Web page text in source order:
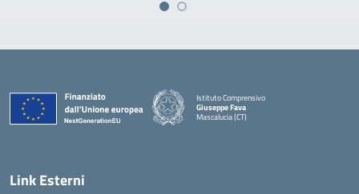
Istituto Comprensivo
Giuseppe Fava
Mascalucia (CT)
Link Esterni